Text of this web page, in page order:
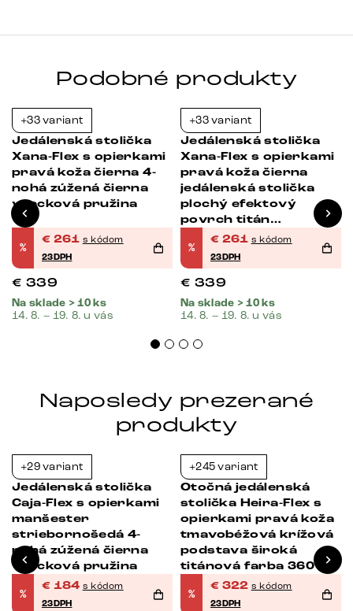
Podobné produkty
+33 variant
Jedálenská stolička
Xana-Flex s opierkami
pravá koža čierna 4-
nohá zúžená čierna
vrecková pružina
%
€ 261 s kódom
23DPH
€ 339
Na sklade > 10 ks
14. 8. – 19. 8. u vás
+33 variant
Jedálenská stolička
Xana-Flex s opierkami
pravá koža čierna
jedálenská stolička
plochý efektový
povrch titán
vrecková pružina
%
€ 261 s kódom
23DPH
€ 339
Na sklade > 10 ks
14. 8. – 19. 8. u vás
Naposledy prezerané
produkty
+29 variant
Jedálenská stolička
Caja-Flex s opierkami
manšester
striebornošedá 4-
nohá zúžená čierna
vrecková pružina
%
€ 184 s kódom
23DPH
+245 variant
Otočná jedálenská
stolička Heira-Flex s
opierkami pravá koža
tmavobéžová krížová
podstava široká
titánová farba 360°
otočná vrecková
pružina
%
€ 322 s kódom
23DPH